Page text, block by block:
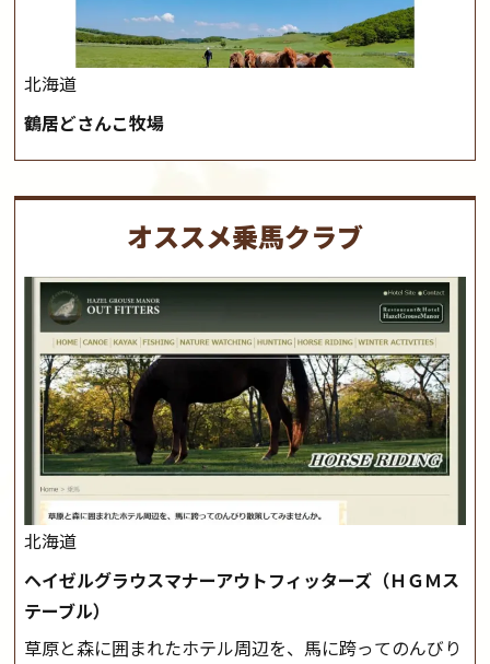
北海道
鶴居どさんこ牧場
オススメ乗馬クラブ
北海道
ヘイゼルグラウスマナーアウトフィッターズ（ＨＧＭス
テーブル）
草原と森に囲まれたホテル周辺を、馬に跨ってのんびり